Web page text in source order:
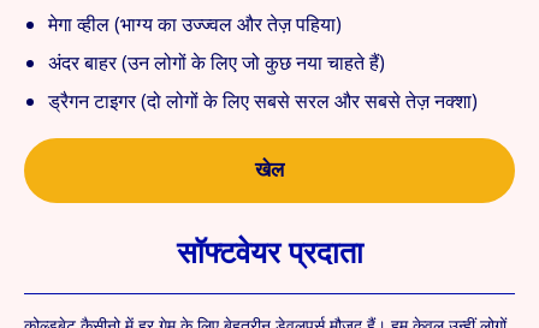
मेगा व्हील (भाग्य का उज्ज्वल और तेज़ पहिया)
अंदर बाहर (उन लोगों के लिए जो कुछ नया चाहते हैं)
ड्रैगन टाइगर (दो लोगों के लिए सबसे सरल और सबसे तेज़ नक्शा)
खेल
सॉफ्टवेयर प्रदाता